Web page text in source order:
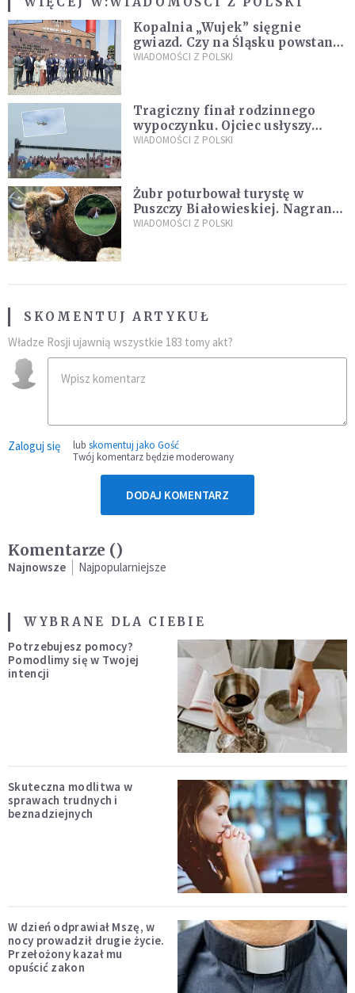
Kopalnia „Wujek” sięgnie
gwiazd. Czy na Śląsku powstanie
„Dolina Krzemowa”?
WIADOMOŚCI Z POLSKI
Tragiczny finał rodzinnego
wypoczynku. Ojciec usłyszy
zarzuty
WIADOMOŚCI Z POLSKI
Żubr poturbował turystę w
Puszczy Białowieskiej. Nagranie
daje do myślenia
WIADOMOŚCI Z POLSKI
SKOMENTUJ ARTYKUŁ
Władze Rosji ujawnią wszystkie 183 tomy akt?
Zaloguj się lub skomentuj jako Gość
Twój komentarz będzie moderowany
DODAJ KOMENTARZ
Komentarze ()
Najnowsze Najpopularniejsze
WYBRANE DLA CIEBIE
Potrzebujesz pomocy?
Pomodlimy się w Twojej
intencji
Skuteczna modlitwa w
sprawach trudnych i
beznadziejnych
W dzień odprawiał Mszę, w
nocy prowadził drugie życie.
Przełożony kazał mu
opuścić zakon